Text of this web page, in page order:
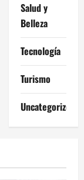
Salud y
Belleza
Tecnología
Turismo
Uncategorized